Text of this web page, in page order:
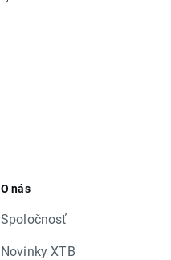
O nás
Spoločnosť
Novinky XTB